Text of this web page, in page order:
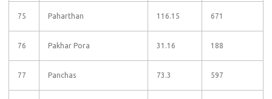
75 Paharthan 116.15 671
76 Pakhar Pora 31.16 188
77 Panchas 73.3 597